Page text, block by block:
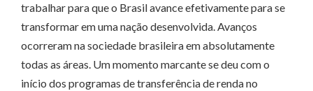
trabalhar para que o Brasil avance efetivamente para se
transformar em uma nação desenvolvida. Avanços
ocorreram na sociedade brasileira em absolutamente
todas as áreas. Um momento marcante se deu com o
início dos programas de transferência de renda no